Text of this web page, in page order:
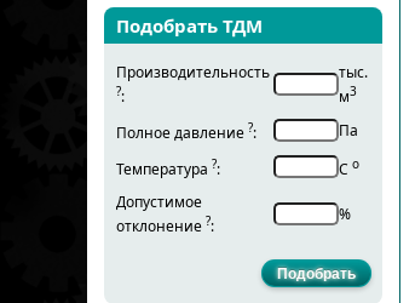
Подобрать ТДМ
Производительность
?:
тыс.
м3
Полное давление ?:
Па
Температура ?: С о
Допустимое
отклонение ?:
%